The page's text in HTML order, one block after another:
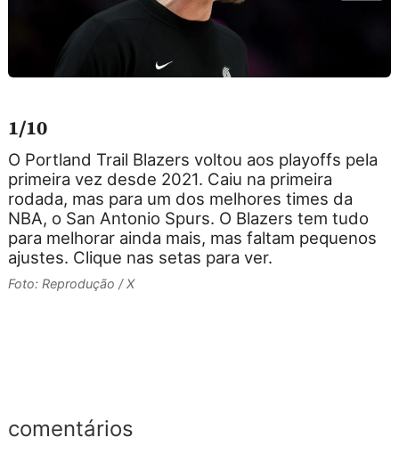
1/10
O Portland Trail Blazers voltou aos playoffs pela
primeira vez desde 2021. Caiu na primeira
rodada, mas para um dos melhores times da
NBA, o San Antonio Spurs. O Blazers tem tudo
para melhorar ainda mais, mas faltam pequenos
ajustes. Clique nas setas para ver.
Foto: Reprodução / X
comentários